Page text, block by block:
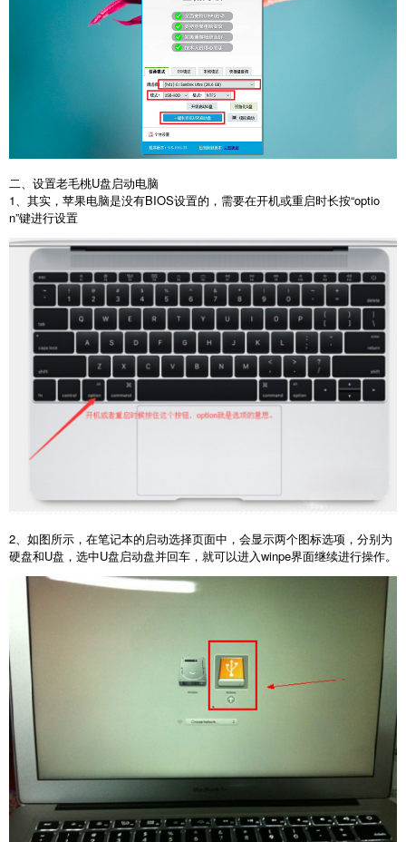
二、设置老毛桃U盘启动电脑
1、其实，苹果电脑是没有BIOS设置的，需要在开机或重启时长按“optio
n”键进行设置
2、如图所示，在笔记本的启动选择页面中，会显示两个图标选项，分别为
硬盘和U盘，选中U盘启动盘并回车，就可以进入winpe界面继续进行操作。